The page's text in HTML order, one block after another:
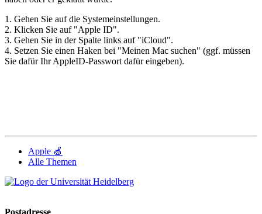
1. Gehen Sie auf die Systemeinstellungen.
2. Klicken Sie auf "Apple ID".
3. Gehen Sie in der Spalte links auf "iCloud".
4. Setzen Sie einen Haken bei "Meinen Mac suchen" (ggf. müssen
Sie dafür Ihr AppleID-Passwort dafür eingeben).
Apple 🍏
Alle Themen